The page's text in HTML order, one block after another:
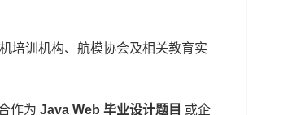
培训机构、航模协会及相关教育实
作为 Java Web 毕业设计题目 或企